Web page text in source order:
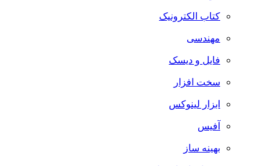
کتاب الکترونیک
مهندسی
فایل و دیسک
سخت افزار
ابزار لینوکس
آفیس
بهینه ساز